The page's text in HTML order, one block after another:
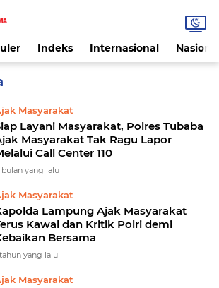
Indeks Internasional
Masyarakat
Layani Masyarakat, Polres Tubaba
Masyarakat Tak Ragu Lapor
Call Center 110
bulan yang lalu
Masyarakat
Lampung Ajak Masyarakat
Kawal dan Kritik Polri demi
Bersama
yang lalu
Masyarakat